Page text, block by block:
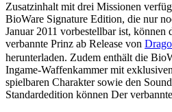
Zusatzinhalt mit drei Missionen
BioWare Signature Edition, die nur
Januar 2011 vorbestellbar ist, können
verbannte Prinz ab Release von
herunterladen. Zudem enthält die
Ingame-Waffenkammer mit
spielbaren Charakter sowie den
Standardedition können Der